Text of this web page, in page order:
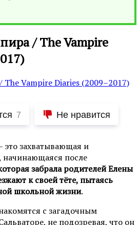
/ The Vampire
7 Не нравится
это захватывающая и
начинающаяся после
забрала родителей Елены
к своей тёте, пытаясь
школьной жизни.
с загадочным
не подозревая, что он